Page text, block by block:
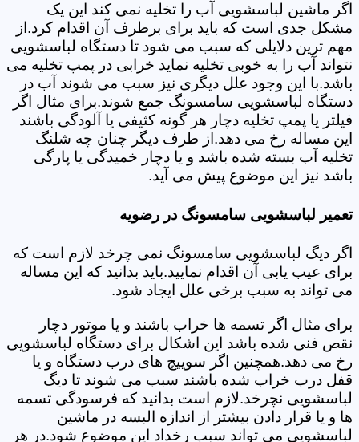
اگر ماشین لباسشویی آب را تخلیه نمی کند این یک
مشکل جدی است که باید برای برطرف آن اقدام کرد.از
مهم ترین دلایلی که سبب می شود تا دستگاه لباسشویی
نتواند آب را به خوبی تخلیه نماید خرابی در پمپ تخلیه می
باشد.با این وجود علل دیگری نیز سبب می شوند آب در
دستگاه لباسشویی سامسونگ جمع شوند.برای مثال اگر
فیلتر یا پمپ تخلیه دچار هر گونه کثیفی یا آلودگی باشند
این مساله رخ می دهد.از طرف دیگر چنان چه شلنگ
تخلیه آب بسته شده باشد و یا دچار خمیدگی یا پارگی
باشد نیز این موضوع پیش می آید.
تعمیر لباسشویی سامسونگ در رضویه
اگر دیگ لباسشویی سامسونگ نمی چرخد لازم است که
برای عیب یابی آن اقدام نمایید.باید بدانید که این مساله
می تواند به سبب برخی علل ایجاد شود.
برای مثال اگر تسمه ها خراب باشند و یا موتور دچار
نقص فنی شده باشد این اشکال برای دستگاه لباسشویی
رخ می دهد.همچنین اگر سوییچ های درب دستگاه و یا
قفل درب خراب شده باشند سبب می شوند تا دیگ
لباسشویی نچرخد.لازم است بدانید که فرسودگی تسمه
ها و یا قرار دادن بیشتر از اندازه البسه در ماشین
لباسشویی می تواند سبب رخداد این موضوع شود.در هر